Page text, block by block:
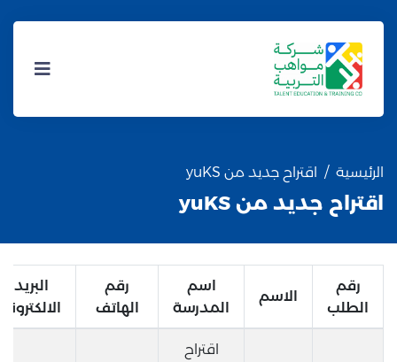
الرئيسية اقتراح جديد من yuKS
اقتراح جديد من yuKS
رقم
الطلب
الاسم
اسم
المدرسة
رقم
الهاتف
البريد
الالكتروني
اقتراح